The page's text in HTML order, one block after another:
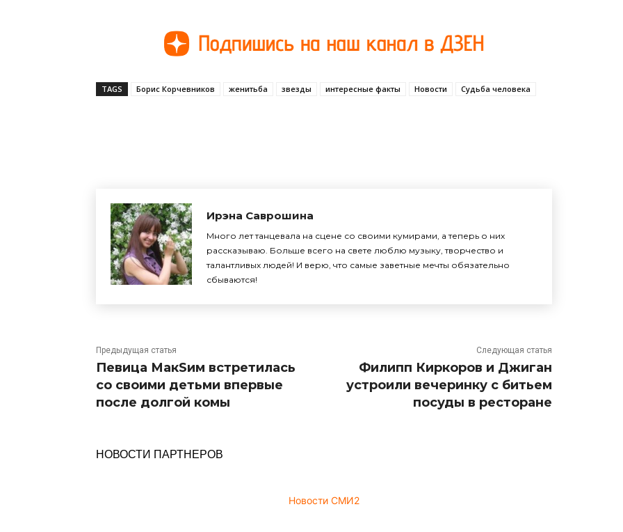
TAGS Борис Корчевников женитьба звезды интересные факты Новости Судьба человека
Ирэна Саврошина
Много лет танцевала на сцене со своими кумирами, а теперь о них
рассказываю. Больше всего на свете люблю музыку, творчество и
талантливых людей! И верю, что самые заветные мечты обязательно
сбываются!
Предыдущая статья
Певица МакSим встретилась
со своими детьми впервые
после долгой комы
Следующая статья
Филипп Киркоров и Джиган
устроили вечеринку с битьем
посуды в ресторане
НОВОСТИ ПАРТНЕРОВ
Новости СМИ2